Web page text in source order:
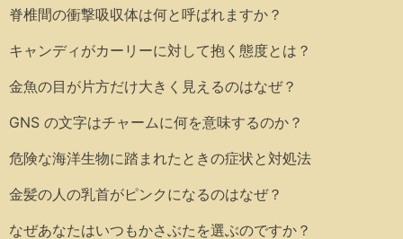
脊椎間の衝撃吸収体は何と呼ばれますか？
キャンディがカーリーに対して抱く態度とは？
金魚の目が片方だけ大きく見えるのはなぜ？
GNS の文字はチャームに何を意味するのか？
危険な海洋生物に踏まれたときの症状と対処法
金髪の人の乳首がピンクになるのはなぜ？
なぜあなたはいつもかさぶたを選ぶのですか？